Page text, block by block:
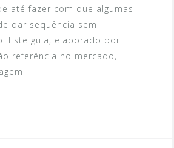
até fazer com que algumas
dar sequência sem
Este guia, elaborado por
referência no mercado,